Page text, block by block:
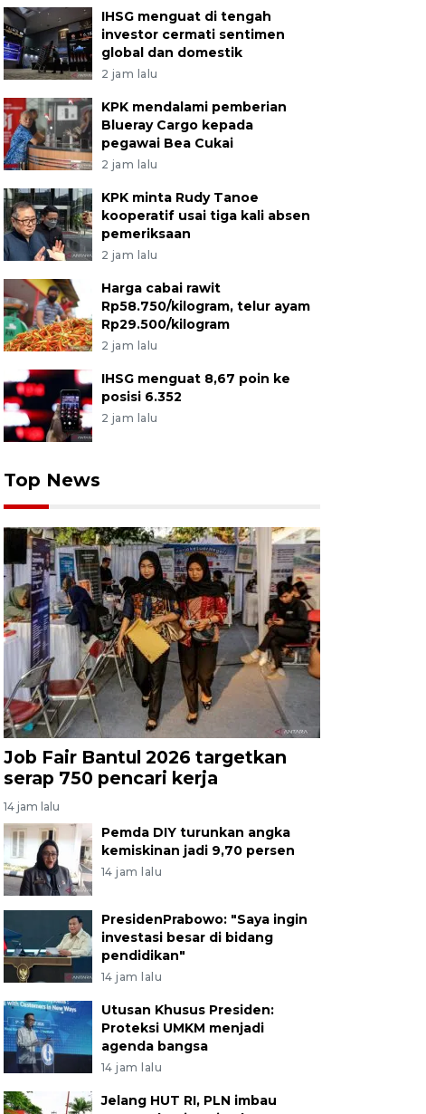
IHSG menguat di tengah
investor cermati sentimen
global dan domestik
2 jam lalu
KPK mendalami pemberian
Blueray Cargo kepada
pegawai Bea Cukai
2 jam lalu
KPK minta Rudy Tanoe
kooperatif usai tiga kali absen
pemeriksaan
2 jam lalu
Harga cabai rawit
Rp58.750/kilogram, telur ayam
Rp29.500/kilogram
2 jam lalu
IHSG menguat 8,67 poin ke
posisi 6.352
2 jam lalu
Top News
Job Fair Bantul 2026 targetkan
serap 750 pencari kerja
14 jam lalu
Pemda DIY turunkan angka
kemiskinan jadi 9,70 persen
14 jam lalu
PresidenPrabowo: "Saya ingin
investasi besar di bidang
pendidikan"
14 jam lalu
Utusan Khusus Presiden:
Proteksi UMKM menjadi
agenda bangsa
14 jam lalu
Jelang HUT RI, PLN imbau